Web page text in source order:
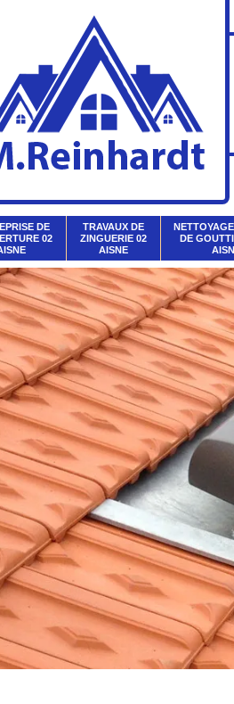
DE
02
TRAVAUX DE
ZINGUERIE 02
AISNE
DE